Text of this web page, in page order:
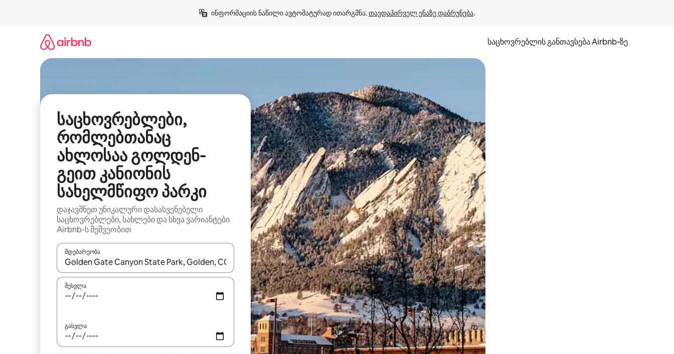
ინფორმაციის ნაწილი ავტომატურად ითარგმნა. თავდაპირველ ენაზე დაბრუნება.
საცხოვრებლის განთავსება Airbnb‑ზე
საცხოვრებლები,
რომლებთანაც
ახლოსაა გოლდენ-
გეით კანიონის
სახელმწიფო პარკი
დაჯავშნეთ უნიკალური დასასვენებელი
საცხოვრებლები, სახლები და სხვა ვარიანტები
Airbnb‑ს მეშვეობით
მდებარეობა
როცა შედეგები ხელმისაწვდომი გახდება, ნავიგაციისთვის გამოიყენეთ კლავიშები ზემოთ/ქვემოთ მიმართული ისრებით ან შეხებისა თუ თითის გასმის ჟესტები.
შესვლა
გასვლა